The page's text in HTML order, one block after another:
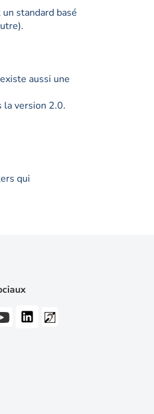
standard basé
aussi une
la version 2.0.
qui